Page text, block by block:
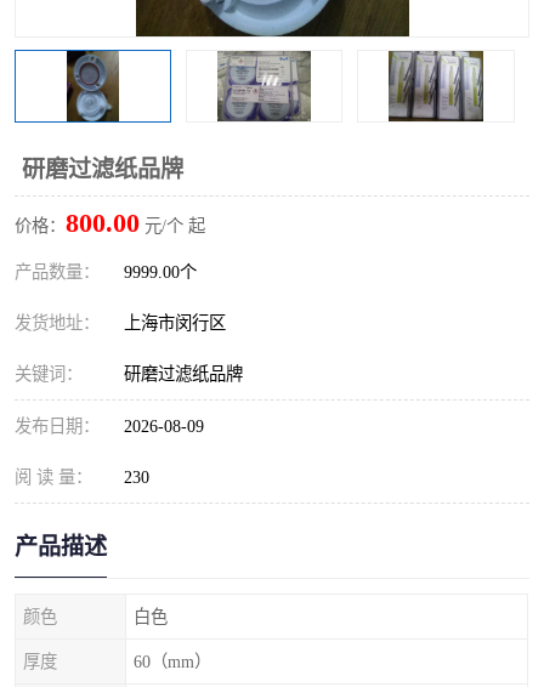
研磨过滤纸品牌
价格： 800.00 元/个 起
产品数量： 9999.00个
发货地址： 上海市闵行区
关键词： 研磨过滤纸品牌
发布日期： 2026-08-09
阅 读 量： 230
产品描述
颜色 白色
厚度 60（mm）